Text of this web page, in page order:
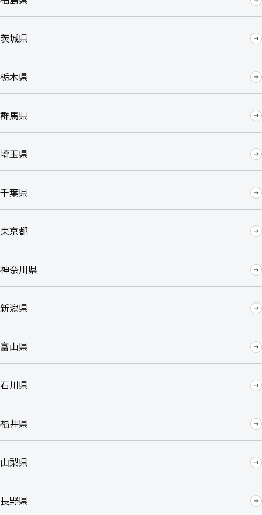
茨城県
栃木県
群馬県
埼玉県
千葉県
東京都
神奈川県
新潟県
富山県
石川県
福井県
山梨県
長野県